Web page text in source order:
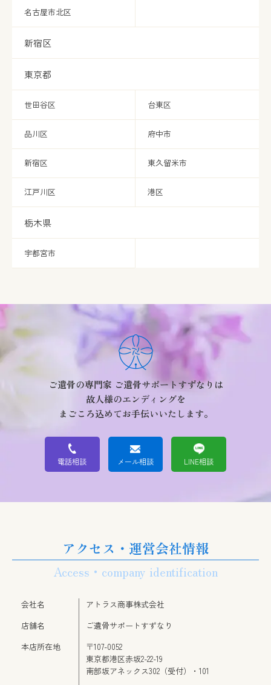
名古屋市北区
新宿区
東京都
世田谷区 台東区
品川区 府中市
新宿区 東久留米市
江戸川区 港区
栃木県
宇都宮市
ご遺骨の専門家 ご遺骨サポートすずなりは
故人様のエンディングを
まごころ込めてお手伝いいたします。
電話相談 メール相談 LINE相談
アクセス・運営会社情報
Access・company identification
会社名
アトラス商事株式会社
店舗名
ご遺骨サポートすずなり
本店所在地
〒107-0052
東京都港区赤坂2-22-19
南部坂アネックス302（受付）・101